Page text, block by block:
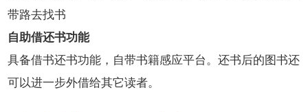
带路去找书
自助借还书功能
具备借书还书功能，自带书籍感应平台。还书后的图书还
可以进一步外借给其它读者。